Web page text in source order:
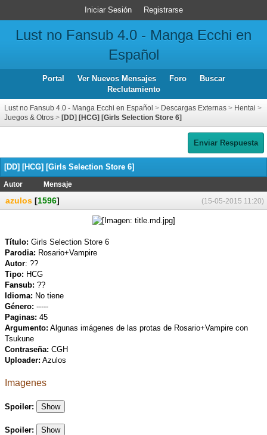
Iniciar Sesión Registrarse
Lust no Fansub 4.0 - Manga Ecchi en
Español
Portal Ver Nuevos Mensajes Foro
Buscar
Reclutamiento
Lust no Fansub 4.0 - Manga Ecchi en Español > Descargas Externas > Hentai >
Juegos & Otros > [DD] [HCG] [Girls Selection Store 6]
Enviar Respuesta
[DD] [HCG] [Girls Selection Store 6]
Autor
Mensaje
(15-05-2015 11:20)
azulos [1596]
Título: Girls Selection Store 6
Parodia: Rosario+Vampire
Autor: ??
Tipo: HCG
Fansub: ??
Idioma: No tiene
Género: -----
Paginas: 45
Argumento: Algunas imágenes de las protas de Rosario+Vampire con
Tsukune
Contraseña: CGH
Uploader: Azulos
Imagenes
Spoiler: Show
Spoiler: Show